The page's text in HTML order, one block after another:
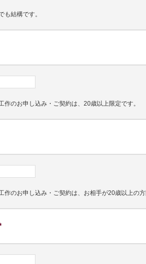
結構です。
のお申し込み・ご契約は、20歳以上限定です。
作のお申し込み・ご契約は、お相手が20歳以上の